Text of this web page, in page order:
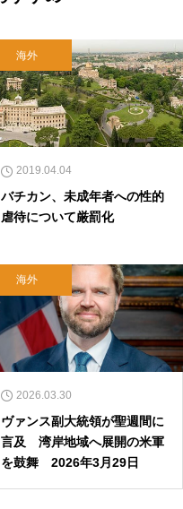
海外
2019.04.04
バチカン、未成年者への性的
虐待について厳罰化
海外
2026.03.30
ヴァンス副大統領が聖週間に
言及 湾岸地域へ展開の米軍
を鼓舞 2026年3月29日